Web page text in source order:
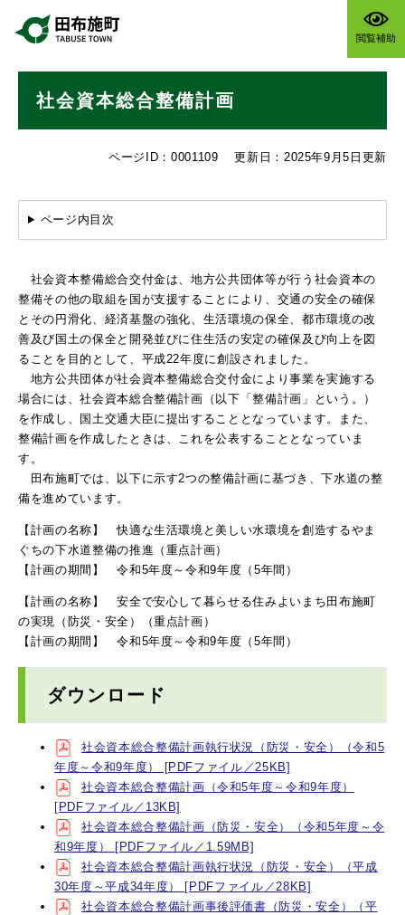
閲覧補助
社会資本総合整備計画
ページID：0001109 更新日：2025年9月5日更新
ページ内目次
社会資本整備総合交付金は、地方公共団体等が行う社会資本の
整備その他の取組を国が支援することにより、交通の安全の確保
とその円滑化、経済基盤の強化、生活環境の保全、都市環境の改
善及び国土の保全と開発並びに住生活の安定の確保及び向上を図
ることを目的として、平成22年度に創設されました。
地方公共団体が社会資本整備総合交付金により事業を実施する
場合には、社会資本総合整備計画（以下「整備計画」という。）
を作成し、国土交通大臣に提出することとなっています。また、
整備計画を作成したときは、これを公表することとなっていま
す。
田布施町では、以下に示す2つの整備計画に基づき、下水道の整
備を進めています。
【計画の名称】 快適な生活環境と美しい水環境を創造するやま
ぐちの下水道整備の推進（重点計画）
【計画の期間】 令和5年度～令和9年度（5年間）
【計画の名称】 安全で安心して暮らせる住みよいまち田布施町
の実現（防災・安全）（重点計画）
【計画の期間】 令和5年度～令和9年度（5年間）
ダウンロード
社会資本総合整備計画執行状況（防災・安全）（令和5
年度～令和9年度） [PDFファイル／25KB]
社会資本総合整備計画（令和5年度～令和9年度）
[PDFファイル／13KB]
社会資本総合整備計画（防災・安全）（令和5年度～令
和9年度） [PDFファイル／1.59MB]
社会資本総合整備計画執行状況（防災・安全）（平成
30年度～平成34年度） [PDFファイル／28KB]
社会資本総合整備計画事後評価書（防災・安全）（平